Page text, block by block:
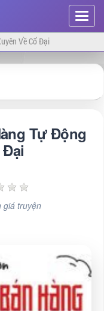
Hiện
menu
Về Cổ Đại
Tự Động
Đại
giá truyện